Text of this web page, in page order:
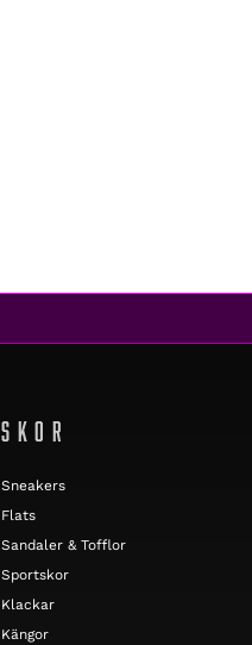
SKOR
Sneakers
Flats
Sandaler & Tofflor
Sportskor
Klackar
Kängor